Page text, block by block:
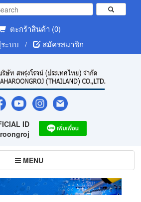
ตะกร้าสินค้า (0)
ะบบ
/ สมัครสมาชิก
ID
Toggle
navigation
MENU